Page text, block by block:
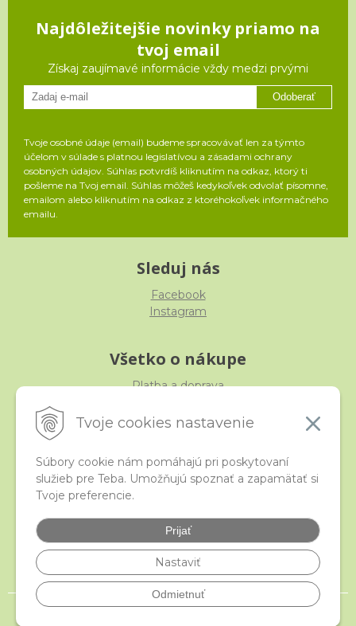
Tvoje cookies nastavenie
Súbory cookie nám pomáhajú pri poskytovaní
služieb pre Teba. Umožňujú spoznať a zapamätať si
Tvoje preferencie.
Prijať
Nastaviť
Odmietnuť
Najdôležitejšie novinky priamo na
tvoj email
Získaj zaujímavé informácie vždy medzi prvými
Odoberať
Tvoje osobné údaje (email) budeme spracovávať len za týmto
účelom v súlade s platnou legislatívou a zásadami ochrany
osobných údajov. Súhlas potvrdíš kliknutím na odkaz, ktorý ti
pošleme na Tvoj email. Súhlas môžeš kedykoľvek odvolať písomne,
emailom alebo kliknutím na odkaz z ktoréhokoľvek informačného
emailu.
Sleduj nás
Facebook
Instagram
Všetko o nákupe
Platba a doprava
Obchodné podmienky
iStraka
Veľkoobchod
Najčastejšie otázky
Certifikáty
© 2026 istraka.sk - najligotavejšie korálky a polodrahokamy široko ďaleko •